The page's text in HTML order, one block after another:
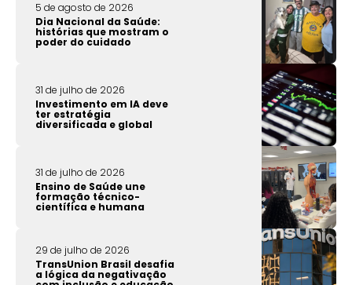
5 de agosto de 2026
Dia Nacional da Saúde:
histórias que mostram o
poder do cuidado
31 de julho de 2026
Investimento em IA deve
ter estratégia
diversificada e global
31 de julho de 2026
Ensino de Saúde une
formação técnico-
científica e humana
29 de julho de 2026
TransUnion Brasil desafia
a lógica da negativação